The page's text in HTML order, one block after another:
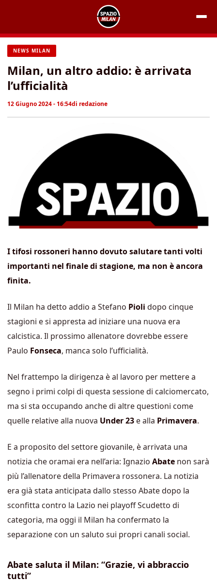
contenuto
NEWS MILAN
Milan, un altro addio: è arrivata
l’ufficialità
12 Giugno 2024 - 16:54di redazione
I tifosi rossoneri hanno dovuto salutare tanti volti
importanti nel finale di stagione, ma non è ancora
finita.
Il Milan ha detto addio a Stefano Pioli dopo cinque
stagioni e si appresta ad iniziare una nuova era
calcistica. Il prossimo allenatore dovrebbe essere
Paulo Fonseca, manca solo l’ufficialità.
Nel frattempo la dirigenza è al lavoro per mettere a
segno i primi colpi di questa sessione di calciomercato,
ma si sta occupando anche di altre questioni come
quelle relative alla nuova Under23 e alla Primavera.
E a proposito del settore giovanile, è arrivata una
notizia che oramai era nell’aria: Ignazio Abate non sarà
più l’allenatore della Primavera rossonera. La notizia
era già stata anticipata dallo stesso Abate dopo la
sconfitta contro la Lazio nei playoff Scudetto di
categoria, ma oggi il Milan ha confermato la
separazione con un saluto sui propri canali social.
Abate saluta il Milan: “Grazie, vi abbraccio
tutti”